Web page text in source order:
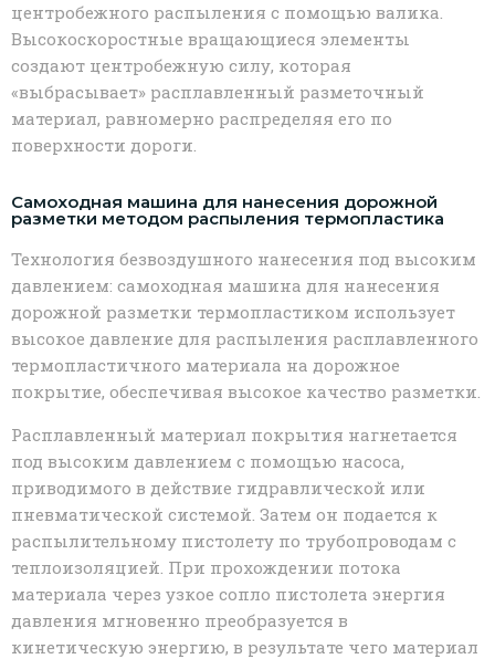
центробежного распыления с помощью валика.
Высокоскоростные вращающиеся элементы
создают центробежную силу, которая
«выбрасывает» расплавленный разметочный
материал, равномерно распределяя его по
поверхности дороги.
Самоходная машина для нанесения дорожной
разметки методом распыления термопластика
Технология безвоздушного нанесения под высоким
давлением: самоходная машина для нанесения
дорожной разметки термопластиком использует
высокое давление для распыления расплавленного
термопластичного материала на дорожное
покрытие, обеспечивая высокое качество разметки.
Расплавленный материал покрытия нагнетается
под высоким давлением с помощью насоса,
приводимого в действие гидравлической или
пневматической системой. Затем он подается к
распылительному пистолету по трубопроводам с
теплоизоляцией. При прохождении потока
материала через узкое сопло пистолета энергия
давления мгновенно преобразуется в
кинетическую энергию, в результате чего материал